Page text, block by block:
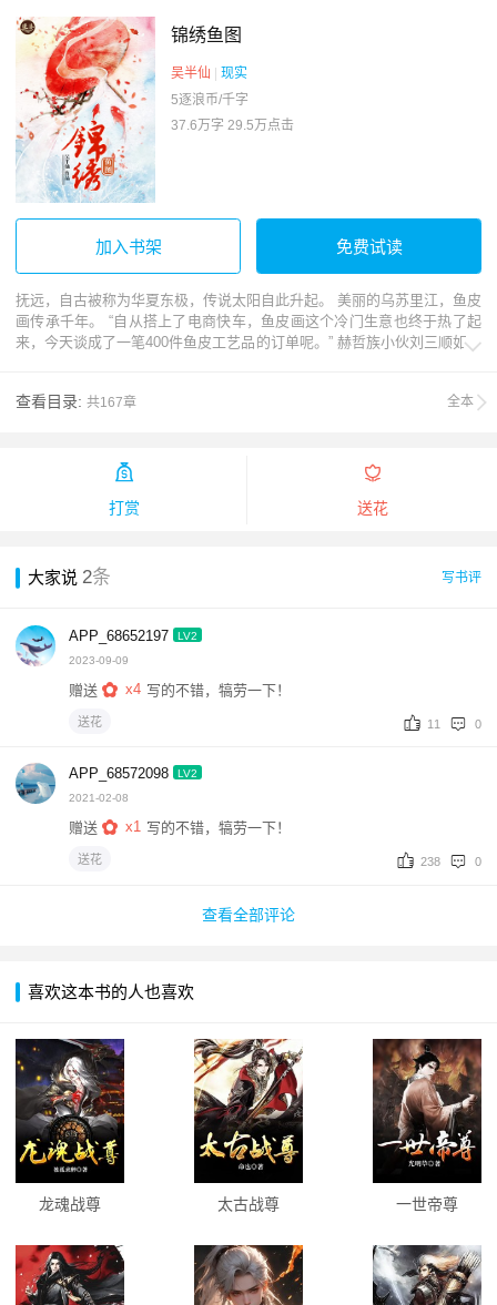
锦绣鱼图
吴半仙
现实
5逐浪币/千字
37.6万字 29.5万点击
加入书架 免费试读
抚远，自古被称为华夏东极，传说太阳自此升起。 美丽的乌苏里江，鱼皮
画传承千年。 “自从搭上了电商快车，鱼皮画这个冷门生意也终于热了起
来，今天谈成了一笔400件鱼皮工艺品的订单呢。” 赫哲族小伙刘三顺如是

查看目录: 共167章 全本

打赏

送花
大家说 2条 写书评
APP_68652197 LV2
2023-09-09
赠送 x4 写的不错，犒劳一下！
11 0
送花
APP_68572098 LV2
2021-02-08
赠送 x1 写的不错，犒劳一下！
238 0
送花
查看全部评论
喜欢这本书的人也喜欢
龙魂战尊 太古战尊 一世帝尊